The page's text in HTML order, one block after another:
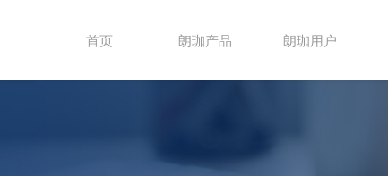
首页 朗珈产品 朗珈用户